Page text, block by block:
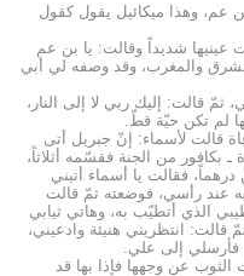
عم، وهذا ميكائيل يقول كقول
عينيها شديداً وقالت: يا بن عم
والمغرب، وقد وصفه لي أبي
ثمّ قالت: إليك ربي لا إلى النار،
لم تكن حيّة قطّ.
قالت لأسماء: إنّ جبريل أتى
ـ بكافور من الجنة فقسّمه أثلاثاً،
درهماً، فقالت يا أسماء أتيني
عند رأسي، فوضعته ثمّ قالت
الذي أتطيّب به، وهاتي ثيابي
قالت: انتظريني هنيئة وادعيني،
إلى علي.
الثوب عن وجهها فإذا بها قد